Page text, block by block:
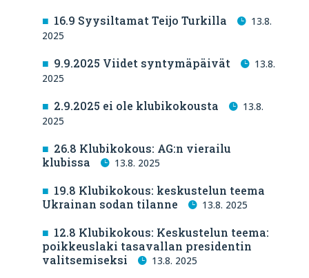
16.9 Syysiltamat Teijo Turkilla
13.8.
2025
9.9.2025 Viidet syntymäpäivät
13.8.
2025
2.9.2025 ei ole klubikokousta
13.8.
2025
26.8 Klubikokous: AG:n vierailu
klubissa
13.8. 2025
19.8 Klubikokous: keskustelun teema
Ukrainan sodan tilanne
13.8. 2025
12.8 Klubikokous: Keskustelun teema:
poikkeuslaki tasavallan presidentin
valitsemiseksi
13.8. 2025